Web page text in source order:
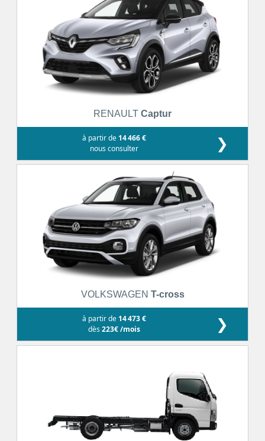
RENAULT Captur
à partir de 14 466 €
nous consulter
❯
VOLKSWAGEN T-cross
à partir de 14 473 €
dès223€ /mois ❯